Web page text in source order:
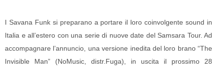
I Savana Funk si preparano a portare il loro coinvolgente sound in
Italia e all’estero con una serie di nuove date del Samsara Tour. Ad
accompagnare l’annuncio, una versione inedita del loro brano “The
Invisible Man” (NoMusic, distr.Fuga), in uscita il prossimo 28